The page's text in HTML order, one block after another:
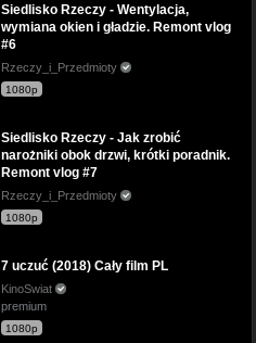
Siedlisko Rzeczy - Wentylacja,
wymiana okien i gładzie. Remont vlog
#6
Rzeczy_i_Przedmioty
1080p
Siedlisko Rzeczy - Jak zrobić
narożniki obok drzwi, krótki poradnik.
Remont vlog #7
Rzeczy_i_Przedmioty
1080p
7 uczuć (2018) Cały film PL
KinoSwiat
premium
1080p